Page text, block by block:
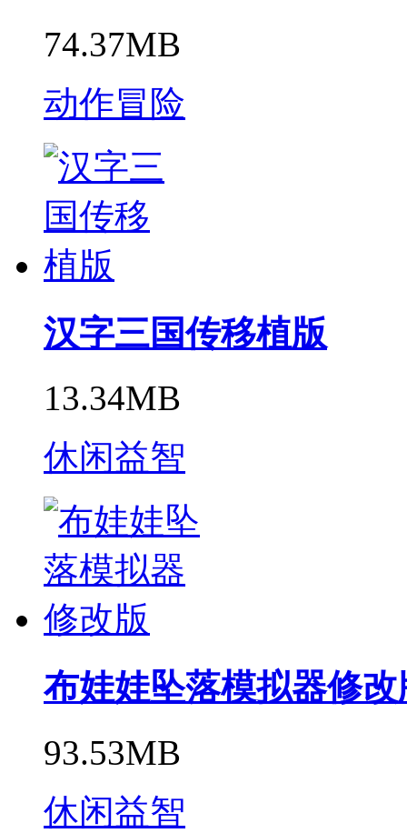
74.37MB
动作冒险
汉字三国传移植版
13.34MB
休闲益智
布娃娃坠落模拟器修改
93.53MB
休闲益智